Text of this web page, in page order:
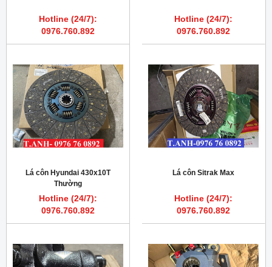
Hotline (24/7):
0976.760.892
Hotline (24/7):
0976.760.892
Lá côn Hyundai 430x10T
Thường
Hotline (24/7):
0976.760.892
Lá côn Sitrak Max
Hotline (24/7):
0976.760.892